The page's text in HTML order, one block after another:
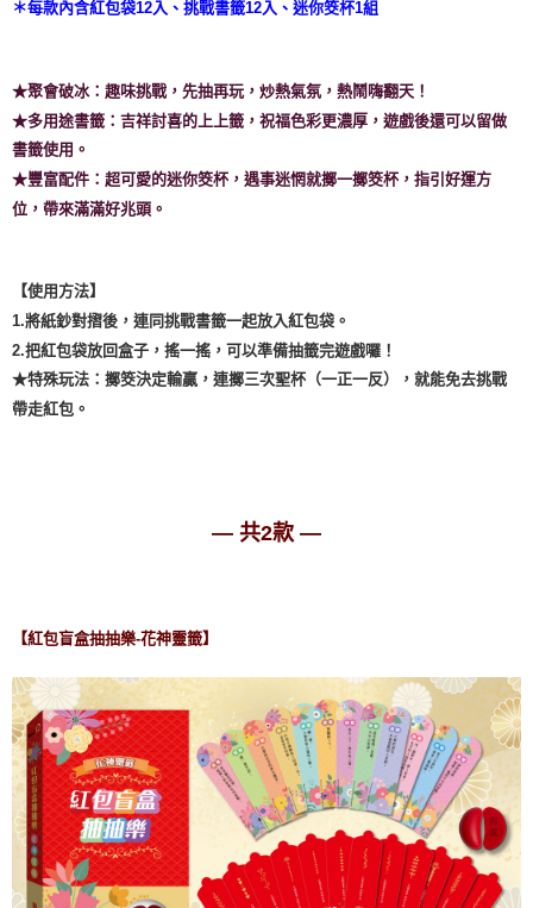
＊每款內含紅包袋12入、挑戰書籤12入、迷你筊杯1組
★聚會破冰：趣味挑戰，先抽再玩，炒熱氣氛，熱鬧嗨翻天！
★多用途書籤：吉祥討喜的上上籤，祝福色彩更濃厚，遊戲後還可以留做
書籤使用。
★豐富配件：超可愛的迷你筊杯，遇事迷惘就擲一擲筊杯，指引好運方
位，帶來滿滿好兆頭。
【使用方法】
1.將紙鈔對摺後，連同挑戰書籤一起放入紅包袋。
2.把紅包袋放回盒子，搖一搖，可以準備抽籤完遊戲囉！
★特殊玩法：擲筊決定輸贏，連擲三次聖杯（一正一反），就能免去挑戰
帶走紅包。
— 共2款 —
【紅包盲盒抽抽樂-花神靈籤】